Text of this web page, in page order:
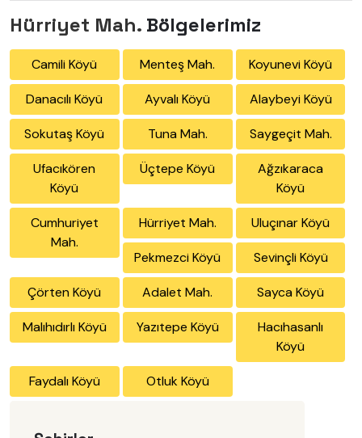
Hürriyet Mah. Bölgelerimiz
Camili Köyü Menteş Mah. Koyunevi Köyü
Danacılı Köyü Ayvalı Köyü Alaybeyi Köyü
Sokutaş Köyü Tuna Mah. Saygeçit Mah.
Ufacıkören
Köyü
Üçtepe Köyü
Ağzıkaraca
Köyü
Cumhuriyet
Mah.
Hürriyet Mah. Uluçınar Köyü
Pekmezci Köyü Sevinçli Köyü
Çörten Köyü Adalet Mah. Sayca Köyü
Malıhıdırlı Köyü Yazıtepe Köyü
Hacıhasanlı
Köyü
Faydalı Köyü Otluk Köyü